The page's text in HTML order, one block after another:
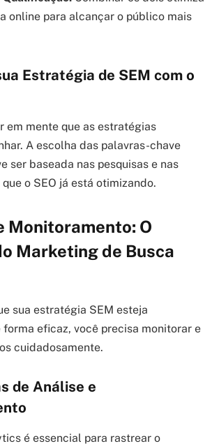
online para alcançar o público mais
Estratégia de SEM com o
em mente que as estratégias
A escolha das palavras-chave
ser baseada nas pesquisas e nas
o SEO já está otimizando.
Monitoramento: O
Marketing de Busca
sua estratégia SEM esteja
eficaz, você precisa monitorar e
cuidadosamente.
de Análise e
é essencial para rastrear o